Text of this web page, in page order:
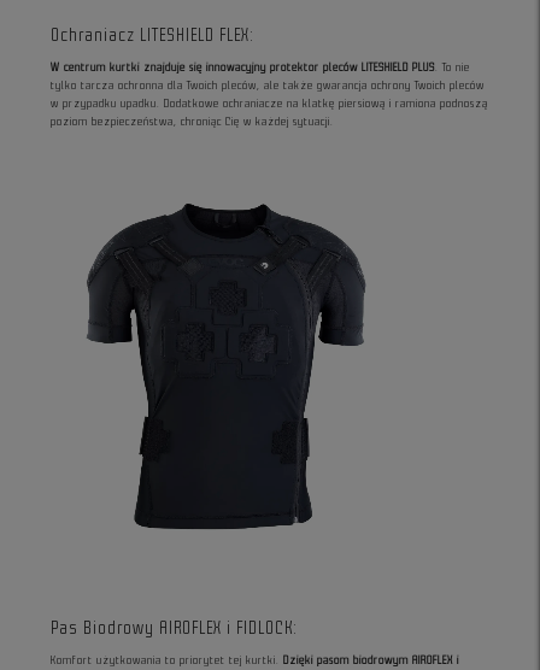
Ochraniacz LITESHIELD FLEX:
W centrum kurtki znajduje się innowacyjny protektor pleców LITESHIELD PLUS
. To nie
tylko tarcza ochronna dla Twoich pleców, ale także gwarancja ochrony Twoich pleców
w przypadku upadku. Dodatkowe ochraniacze na klatkę piersiową i ramiona podnoszą
poziom bezpieczeństwa, chroniąc Cię w każdej sytuacji.
Pas Biodrowy AIROFLEX i FIDLOCK:
Komfort użytkowania to priorytet tej kurtki. Dzięki pasom biodrowym AIROFLEX i